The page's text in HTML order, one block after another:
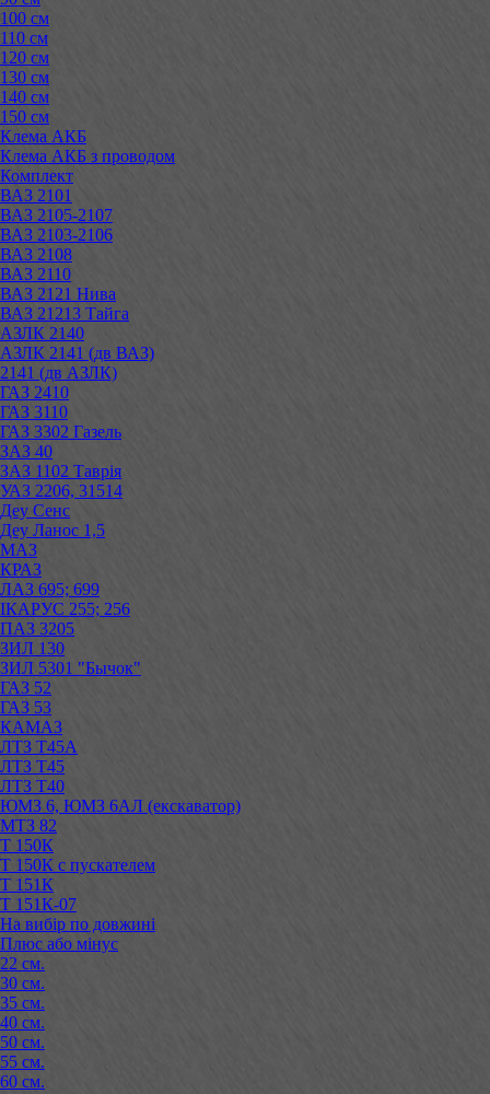
100 см
110 см
120 см
130 см
140 см
150 см
Клема АКБ
Клема АКБ з проводом
Комплект
ВАЗ 2101
ВАЗ 2105-2107
ВАЗ 2103-2106
ВАЗ 2108
ВАЗ 2110
ВАЗ 2121 Нива
ВАЗ 21213 Тайга
АЗЛК 2140
АЗЛК 2141 (дв ВАЗ)
2141 (дв АЗЛК)
ГАЗ 2410
ГАЗ 3110
ГАЗ 3302 Газель
ЗАЗ 40
ЗАЗ 1102 Таврія
УАЗ 2206, 31514
Деу Сенс
Деу Ланос 1,5
МАЗ
КРАЗ
ЛАЗ 695; 699
ІКАРУС 255; 256
ПАЗ 3205
ЗИЛ 130
ЗИЛ 5301 "Бычок"
ГАЗ 52
ГАЗ 53
КАМАЗ
ЛТЗ Т45А
ЛТЗ Т45
ЛТЗ Т40
ЮМЗ 6, ЮМЗ 6АЛ (екскаватор)
МТЗ 82
Т 150К
Т 150К с пускателем
Т 151К
Т 151К-07
На вибір по довжині
Плюс або мінус
22 см.
30 см.
35 см.
40 см.
50 см.
55 см.
60 см.